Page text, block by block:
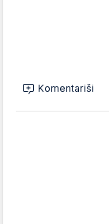
Komentariši